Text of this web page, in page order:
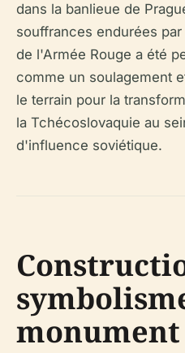
dans la banlieue de
souffrances endurées
de l'Armée Rouge a été
comme un soulagement
le terrain pour la
la Tchécoslovaquie au
d'influence soviétique.
monument